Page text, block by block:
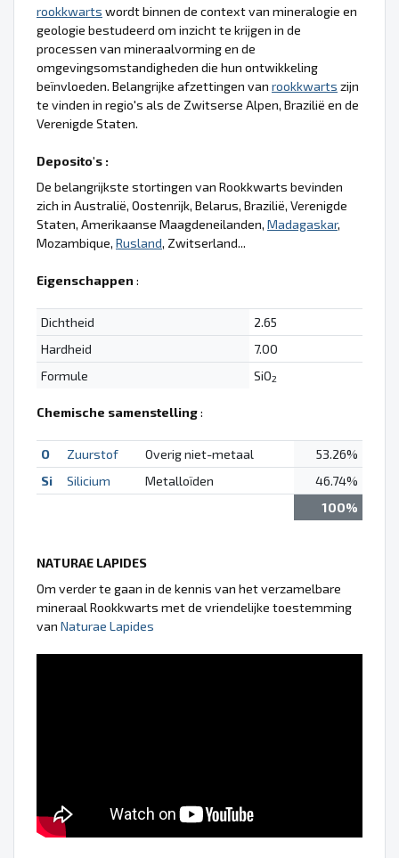
rookkwarts wordt binnen de context van mineralogie en
geologie bestudeerd om inzicht te krijgen in de
processen van mineraalvorming en de
omgevingsomstandigheden die hun ontwikkeling
beïnvloeden. Belangrijke afzettingen van rookkwarts zijn
te vinden in regio's als de Zwitserse Alpen, Brazilië en de
Verenigde Staten.
Deposito's :
De belangrijkste stortingen van Rookkwarts bevinden
zich in Australië, Oostenrijk, Belarus, Brazilië, Verenigde
Staten, Amerikaanse Maagdeneilanden, Madagaskar,
Mozambique, Rusland, Zwitserland...
Eigenschappen :
Dichtheid
2.65
Hardheid
7.00
Formule
SiO2
Chemische samenstelling:
O Zuurstof Overig niet-metaal
53.26%
Si
Silicium Metalloïden
46.74%
100%
NATURAE LAPIDES
Om verder te gaan in de kennis van het verzamelbare
mineraal Rookkwarts met de vriendelijke toestemming
van Naturae Lapides